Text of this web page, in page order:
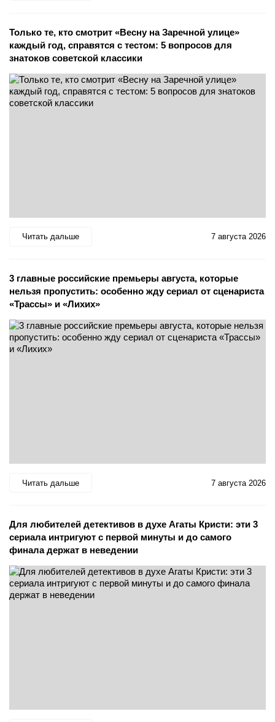
Только те, кто смотрит «Весну на Заречной улице»
каждый год, справятся с тестом: 5 вопросов для
знатоков советской классики
Читать дальше 7 августа 2026
3 главные российские премьеры августа, которые
нельзя пропустить: особенно жду сериал от сценариста
«Трассы» и «Лихих»
Читать дальше 7 августа 2026
Для любителей детективов в духе Агаты Кристи: эти 3
сериала интригуют с первой минуты и до самого
финала держат в неведении